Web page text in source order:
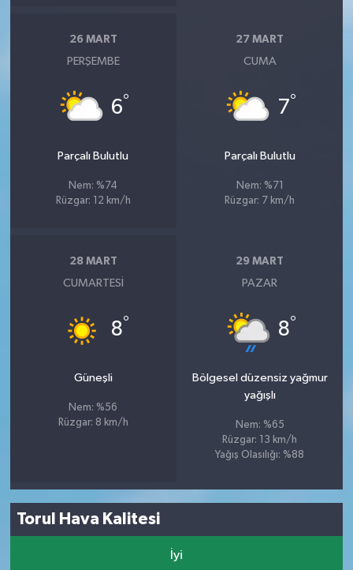
26 MART
PERŞEMBE
6°
Parçalı Bulutlu
Nem: %74
Rüzgar: 12 km/h
27 MART
CUMA
7°
Parçalı Bulutlu
Nem: %71
Rüzgar: 7 km/h
28 MART
CUMARTESI
8°
Güneşli
Nem: %56
Rüzgar: 8 km/h
29 MART
PAZAR
8°
Bölgesel düzensiz yağmur
yağışlı
Nem: %65
Rüzgar: 13 km/h
Yağış Olasılığı: %88
Torul Hava Kalitesi
İyi